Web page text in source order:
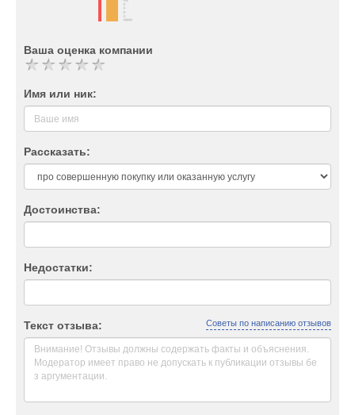
Ваша оценка компании
Имя или ник:
Рассказать:
Достоинства:
Недостатки:
Текст отзыва: Советы по написанию отзывов